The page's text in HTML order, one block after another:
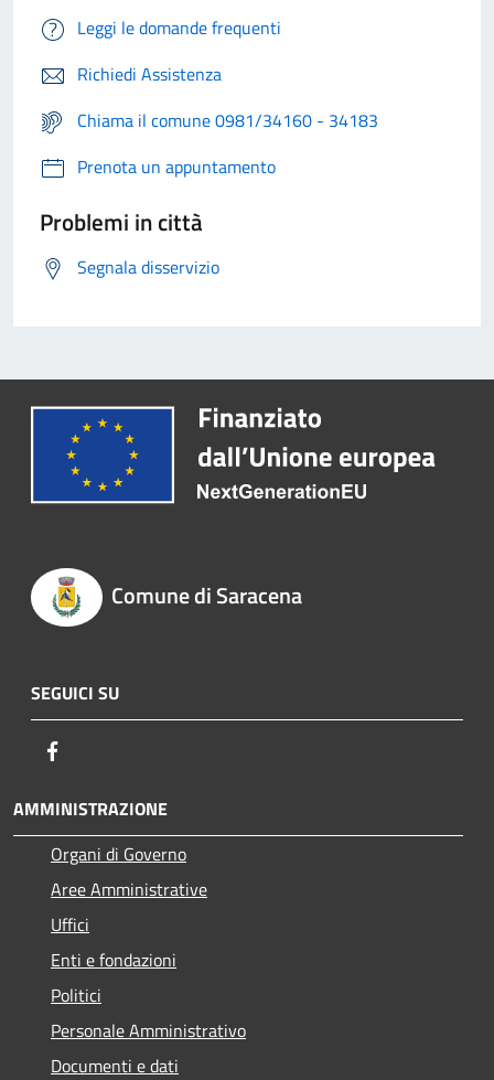
Leggi le domande frequenti
Richiedi Assistenza
Chiama il comune 0981/34160 - 34183
Prenota un appuntamento
Problemi in città
Segnala disservizio
Comune di Saracena
SEGUICI SU
AMMINISTRAZIONE
Organi di Governo
Aree Amministrative
Uffici
Enti e fondazioni
Politici
Personale Amministrativo
Documenti e dati